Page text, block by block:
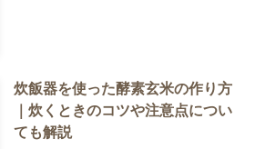
炊飯器を使った酵素玄米の作り方
｜炊くときのコツや注意点につい
ても解説